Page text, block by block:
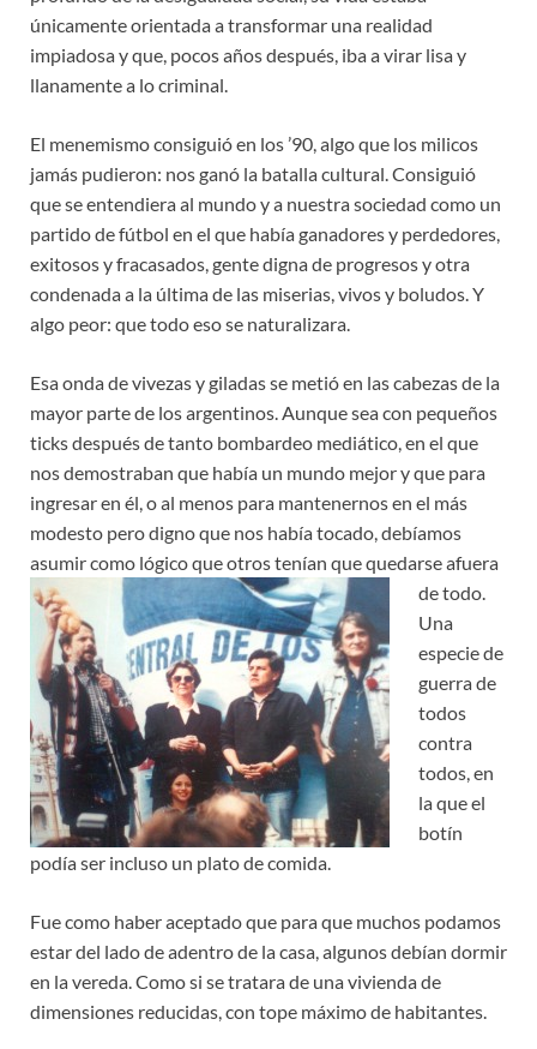
únicamente orientada a transformar una realidad
impiadosa y que, pocos años después, iba a virar lisa y
llanamente a lo criminal.
El menemismo consiguió en los ’90, algo que los milicos
jamás pudieron: nos ganó la batalla cultural. Consiguió
que se entendiera al mundo y a nuestra sociedad como un
partido de fútbol en el que había ganadores y perdedores,
exitosos y fracasados, gente digna de progresos y otra
condenada a la última de las miserias, vivos y boludos. Y
algo peor: que todo eso se naturalizara.
Esa onda de vivezas y giladas se metió en las cabezas de la
mayor parte de los argentinos. Aunque sea con pequeños
ticks después de tanto bombardeo mediático, en el que
nos demostraban que había un mundo mejor y que para
ingresar en él, o al menos para mantenernos en el más
modesto pero digno que nos había tocado, debíamos
asumir como lógico queotros tenían que quedarse afuera
de todo.
Una
especie de
guerra de
todos
contra
todos, en
la que el
botín
podía ser incluso un plato de comida.
Fue como haber aceptado que para que muchos podamos
estar del lado de adentro de la casa, algunos debían dormir
en la vereda. Como si se tratara de una vivienda de
dimensiones reducidas, con tope máximo de habitantes.